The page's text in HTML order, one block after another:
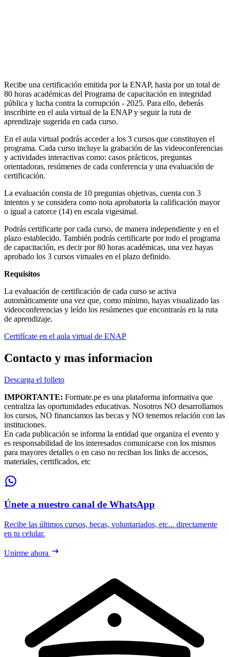
Recibe una certificación emitida por la ENAP, hasta por un total de
80 horas académicas del Programa de capacitación en integridad
pública y lucha contra la corrupción - 2025. Para ello, deberás
inscribirte en el aula virtual de la ENAP y seguir la ruta de
aprendizaje sugerida en cada curso.
En el aula virtual podrás acceder a los 3 cursos que constituyen el
programa. Cada curso incluye la grabación de las videoconferencias
y actividades interactivas como: casos prácticos, preguntas
orientadoras, resúmenes de cada conferencia y una evaluación de
certificación.
La evaluación consta de 10 preguntas objetivas, cuenta con 3
intentos y se considera como nota aprobatoria la calificación mayor
o igual a catorce (14) en escala vigesimal.
Podrás certificarte por cada curso, de manera independiente y en el
plazo establecido. También podrás certificarte por todo el programa
de capacitación, es decir por 80 horas académicas, una vez hayas
aprobado los 3 cursos virtuales en el plazo definido.
Requisitos
La evaluación de certificación de cada curso se activa
automáticamente una vez que, como mínimo, hayas visualizado las
videoconferencias y leído los resúmenes que encontrarás en la ruta
de aprendizaje.
Certifícate en el aula virtual de ENAP
Contacto y mas informacion
Descarga el folleto
IMPORTANTE: Formate.pe es una plataforma informativa que
centraliza las oportunidades educativas. Nosotros NO desarrollamos
los cursos, NO financiamos las becas y NO tenemos relación con las
instituciones.
En cada publicación se informa la entidad que organiza el evento y
es responsabilidad de los interesados comunicarse con los mismos
para mayores detalles o en caso no reciban los links de accesos,
materiales, certificados, etc
Únete a nuestro canal de WhatsApp
Recibe las últimos cursos, becas, voluntariados, etc... directamente
en tu celular.
Unirme ahora